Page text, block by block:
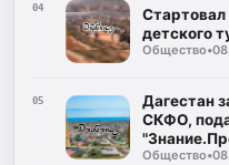
04
Стартовал
детского
Общество•
05
Дагестан
СКФО,
Общество•